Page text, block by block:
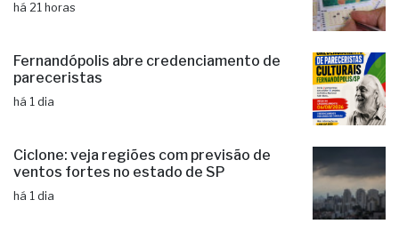
há 21 horas
Fernandópolis abre credenciamento de
pareceristas
há 1 dia
Ciclone: veja regiões com previsão de
ventos fortes no estado de SP
há 1 dia